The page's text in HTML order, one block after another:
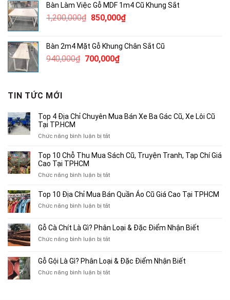
2,750,000₫.là:
Bàn Làm Việc Gỗ MDF 1m4 Cũ Khung Sắt
1,200,000₫ Giá
1,200,000₫.
850,000₫Giá
là:
Bàn 2m4 Mặt Gỗ Khung Chân Sắt Cũ
940,000₫ Giá
700,000₫Giá
TIN TỨC MỚI
Top 4 Địa Chỉ Chuyên Mua Bán Xe Ba Gác Cũ, Xe Lôi Cũ
Tại TP.HCM
Chức năng bình luận bị tắtở
4
Bán
Xe
Cũ,
Xe
Cũ
TP.HCM
Top 10 Chỗ Thu Mua Sách Cũ, Truyện Tranh, Tạp Chí Giá
Cao Tại TPHCM
Chức năng bình luận bị tắtở
10
Thu
Sách
Tạp
Chí
Top 10 Địa Chỉ Mua Bán Quần Áo Cũ Giá Cao Tại TPHCM
Chức năng bình luận bị tắtở
Địa
Chỉ
Bán
Áo
Gỗ Cà Chít Là Gì? Phân Loại & Đặc Điểm Nhận Biết
Chức năng bình luận bị tắtở
Chít
Là
Gỗ Gội Là Gì? Phân Loại & Đặc Điểm Nhận Biết
Chức năng bình luận bị tắtở